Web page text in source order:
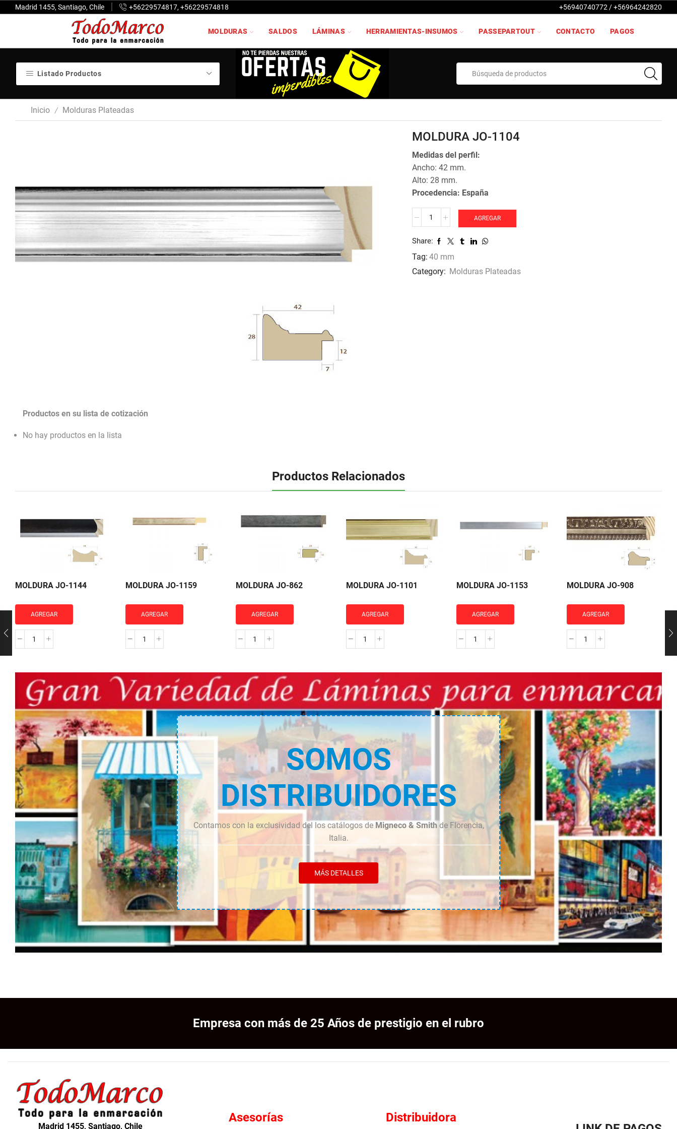
Madrid 1455, Santiago, Chile +56229574817, +56229574818 +56940740772 / +56964242820
MOLDURAS SALDOS LÁMINAS HERRAMIENTAS-INSUMOS PASSEPARTOUT CONTACTO PAGOS
Listado Productos
Inicio / Molduras Plateadas
Productos en su lista de cotización
No hay productos en la lista
MOLDURA JO-1104
Medidas del perfil:
Ancho: 42 mm.
Alto: 28 mm.
Procedencia: España
MOLDURA
cantidad
AGREGAR
Share:
Tag: 40 mm
Category: Molduras Plateadas
Productos Relacionados
MOLDURA JO-1144
AGREGAR
MOLDURA
cantidad
MOLDURA JO-1159
AGREGAR
MOLDURA
cantidad
MOLDURA JO-862
AGREGAR
MOLDURA
cantidad
MOLDURA JO-1101
AGREGAR
MOLDURA
cantidad
MOLDURA JO-1153
AGREGAR
MOLDURA
MOLDURA JO-908
AGREGAR
MOLDURA
SOMOS
DISTRIBUIDORES
Contamos con la exclusividad del los catálogos de Migneco & Smith de Florencia,
Italia.
MÁS DETALLES
Empresa con más de 25 Años de prestigio en el rubro
Madrid 1455, Santiago, Chile
Asesorías Distribuidora